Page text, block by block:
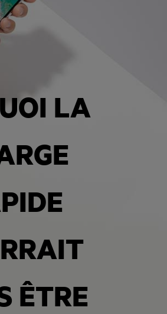
LA
ÊTRE